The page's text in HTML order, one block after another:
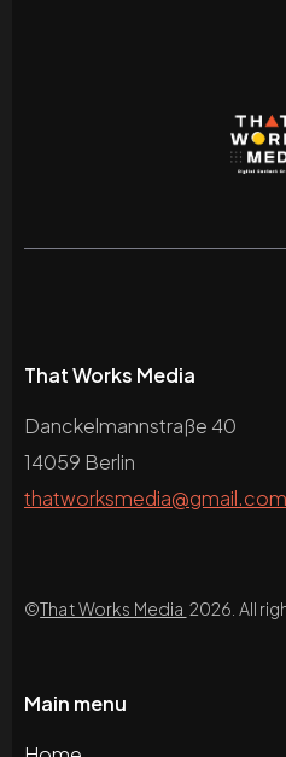
That Works Media
Danckelmannstraße 40
14059 Berlin
thatworksmedia@gmail.com
©That Works Media 2026. All
Main menu